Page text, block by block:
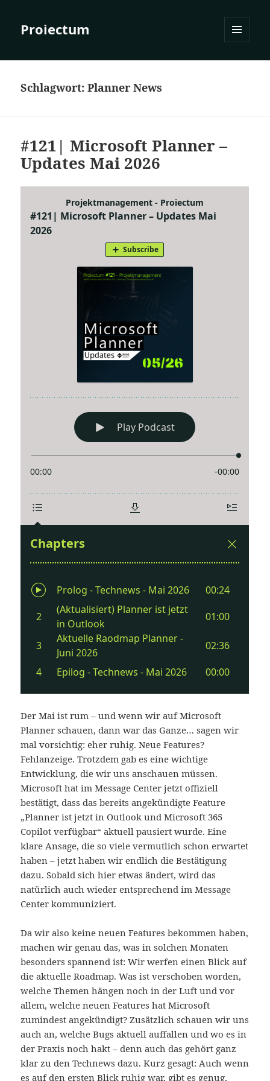
Proiectum
Schlagwort:Planner News
#121| Microsoft Planner –
Updates Mai 2026
Der Mai ist rum – und wenn wir auf Microsoft
Planner schauen, dann war das Ganze… sagen wir
mal vorsichtig: eher ruhig. Neue Features?
Fehlanzeige. Trotzdem gab es eine wichtige
Entwicklung, die wir uns anschauen müssen.
Microsoft hat im Message Center jetzt offiziell
bestätigt, dass das bereits angekündigte Feature
„Planner ist jetzt in Outlook und Microsoft 365
Copilot verfügbar“ aktuell pausiert wurde. Eine
klare Ansage, die so viele vermutlich schon erwartet
haben – jetzt haben wir endlich die Bestätigung
dazu. Sobald sich hier etwas ändert, wird das
natürlich auch wieder entsprechend im Message
Center kommuniziert.
Da wir also keine neuen Features bekommen haben,
machen wir genau das, was in solchen Monaten
besonders spannend ist: Wir werfen einen Blick auf
die aktuelle Roadmap. Was ist verschoben worden,
welche Themen hängen noch in der Luft und vor
allem, welche neuen Features hat Microsoft
zumindest angekündigt? Zusätzlich schauen wir uns
auch an, welche Bugs aktuell auffallen und wo es in
der Praxis noch hakt – denn auch das gehört ganz
klar zu den Technews dazu. Kurz gesagt: Auch wenn
es auf den ersten Blick ruhig war, gibt es genug,